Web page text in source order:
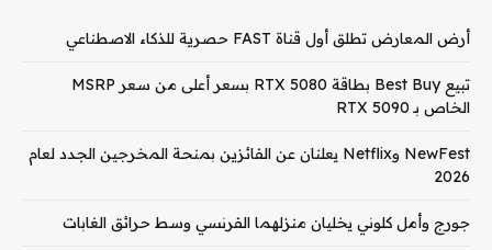
أرض المعارض تطلق أول قناة FAST حصرية للذكاء الاصطناعي
تبيع Best Buy بطاقة RTX 5080 بسعر أعلى من سعر MSRP
الخاص بـ RTX 5090
NewFest وNetflix يعلنان عن الفائزين بمنحة المخرجين الجدد لعام
2026
جورج وأمل كلوني يخليان منزلهما الفرنسي وسط حرائق الغابات